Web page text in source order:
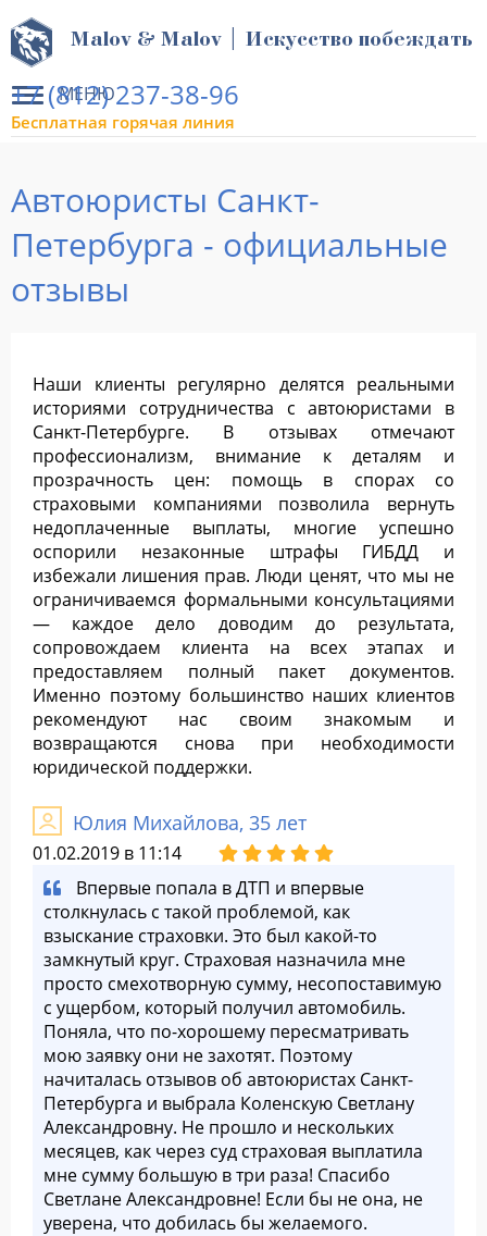
МЕНЮ
Malov & Malov | Искусство побеждать
+7 (812) 237-38-96
Бесплатная горячая линия
Автоюристы Санкт-
Петербурга - официальные
отзывы
Наши клиенты регулярно делятся реальными
историями сотрудничества с автоюристами в
Санкт-Петербурге. В отзывах отмечают
профессионализм, внимание к деталям и
прозрачность цен: помощь в спорах со
страховыми компаниями позволила вернуть
недоплаченные выплаты, многие успешно
оспорили незаконные штрафы ГИБДД и
избежали лишения прав. Люди ценят, что мы не
ограничиваемся формальными консультациями
— каждое дело доводим до результата,
сопровождаем клиента на всех этапах и
предоставляем полный пакет документов.
Именно поэтому большинство наших клиентов
рекомендуют нас своим знакомым и
возвращаются снова при необходимости
юридической поддержки.
Юлия Михайлова, 35 лет
01.02.2019 в 11:14
Впервые попала в ДТП и впервые
столкнулась с такой проблемой, как
взыскание страховки. Это был какой-то
замкнутый круг. Страховая назначила мне
просто смехотворную сумму, несопоставимую
с ущербом, который получил автомобиль.
Поняла, что по-хорошему пересматривать
мою заявку они не захотят. Поэтому
начиталась отзывов об автоюристах Санкт-
Петербурга и выбрала Коленскую Светлану
Александровну. Не прошло и нескольких
месяцев, как через суд страховая выплатила
мне сумму большую в три раза! Спасибо
Светлане Александровне! Если бы не она, не
уверена, что добилась бы желаемого.